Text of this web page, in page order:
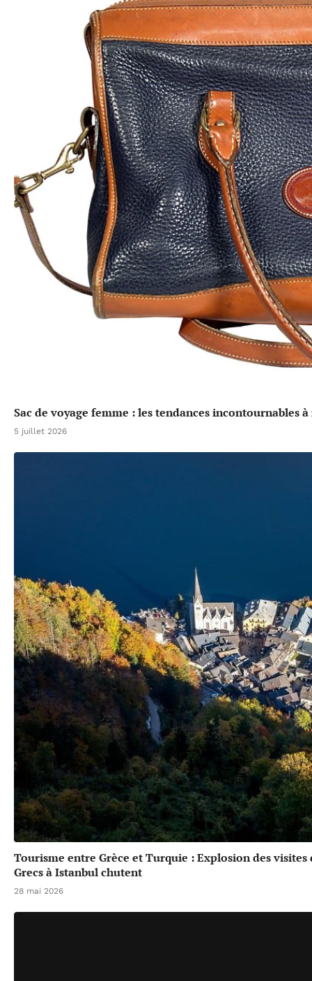
Sac de voyage femme : les tendances incontournables
5 juillet 2026
Tourisme entre Grèce et Turquie : Explosion des
Grecs à Istanbul chutent
28 mai 2026